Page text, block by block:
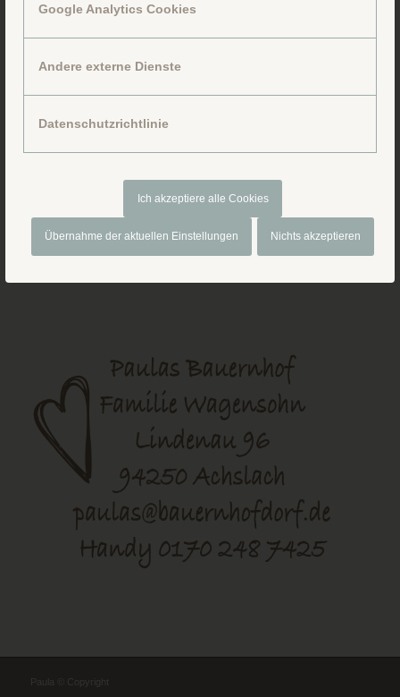
Google Analytics Cookies
Andere externe Dienste
Datenschutzrichtlinie
Ich akzeptiere alle Cookies
Übernahme der aktuellen Einstellungen Nichts akzeptieren
Folge uns auf Facebook
Paula © Copyright